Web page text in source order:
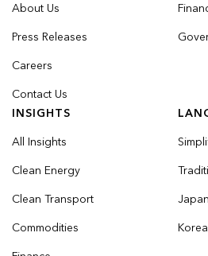
About Us
Press Releases
Careers
Contact Us
INSIGHTS
All Insights
Clean Energy
Clean Transport
Commodities